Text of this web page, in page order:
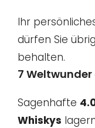
Ihr
dürfen Sie
behalten.
7
Sagenhafte
Whiskys